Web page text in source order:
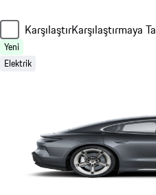
KarşılaştırKarşılaştırmaya
Yeni
Elektrik